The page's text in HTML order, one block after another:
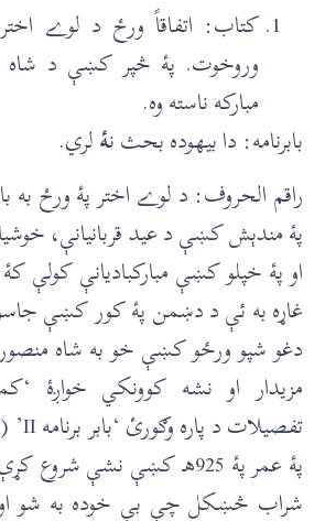
کتاب: اتفاقاً ورځ د لوے
وروخوت. پۀ څپر کښې د شاه
مبارکه ناسته وه.
بابرنامه: دا بيهوده بحث نۀلري.
راقم الحروف: د لوے اختر پۀ ورځ به
پۀ مندېش کښې د عيد قربانيانې،
او پۀ خپلو کښې مبارکباديانې کولې
غاړه به ئې د دښمن پۀ کور کښې
دغو شپو ورځو کښې خو به شاه منصور
مزيدار او نشه کوونکي خواږۀ
پۀ عمر پۀ 925هـ کښې نشې شروع کړې دي. هغ
شراب څښکل چې بې خوده به شو او